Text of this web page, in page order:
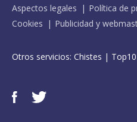
Aspectos legales
Política de
Cookies
Publicidad y
Otros servicios: Chistes |